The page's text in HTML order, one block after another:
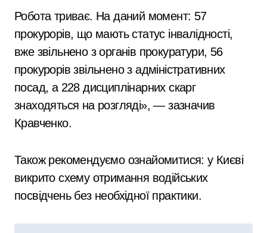
Робота триває. На даний момент: 57
прокурорів, що мають статус інвалідності,
вже звільнено з органів прокуратури, 56
прокурорів звільнено з адміністративних
посад, а 228 дисциплінарних скарг
знаходяться на розгляді», — зазначив
Кравченко.
Також рекомендуємо ознайомитися: у Києві
викрито схему отримання водійських
посвідчень без необхідної практики.